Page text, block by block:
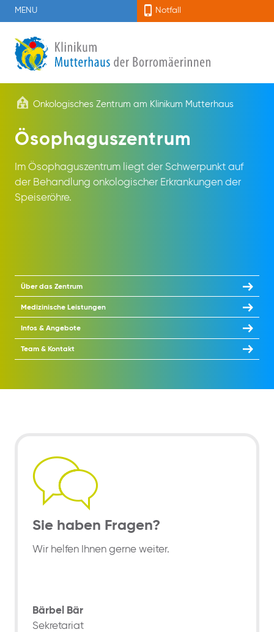
MENU Notfall
Onkologisches Zentrum am Klinikum Mutterhaus
Ösophaguszentrum
Im Ösophaguszentrum liegt der Schwerpunkt auf
der Behandlung onkologischer Erkrankungen der
Speiseröhre.
Über das Zentrum
Medizinische Leistungen
Infos & Angebote
Team & Kontakt
Sie haben Fragen?
Wir helfen Ihnen gerne weiter.
Bärbel Bär
Sekretariat